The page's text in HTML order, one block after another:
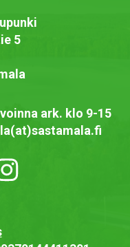
5
ark. klo 9-15